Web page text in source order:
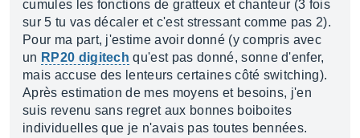
cumules les fonctions de gratteux et chanteur (3 fois
sur 5 tu vas décaler et c'est stressant comme pas 2).
Pour ma part, j'estime avoir donné (y compris avec
un RP20 digitech qu'est pas donné, sonne d'enfer,
mais accuse des lenteurs certaines côté switching).
Après estimation de mes moyens et besoins, j'en
suis revenu sans regret aux bonnes boiboites
individuelles que je n'avais pas toutes bennées.